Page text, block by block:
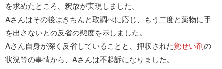
を求めたところ、釈放が実現しました。
Aさんはその後はきちんと取調べに応じ、もう二度と薬物に手
を出さないとの反省の態度を示しました。
Aさん自身が深く反省していることと、押収された覚せい剤の
状況等の事情から、Aさんは不起訴になりました。